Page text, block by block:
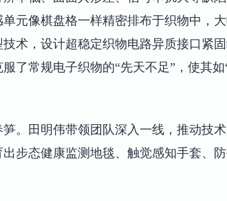
元像棋盘格一样精密排布于织物中，
术，设计超稳定织物电路异质接口紧
了常规电子织物的“先天不足”，使其
。田明伟带领团队深入一线，推动技
步态健康监测地毯、触觉感知手套、